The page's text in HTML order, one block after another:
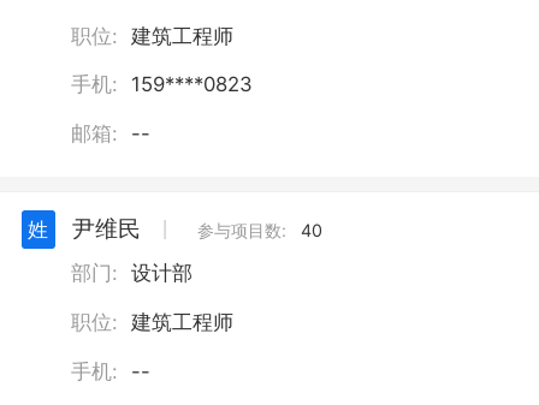
职位: 建筑工程师
手机: 159****0823
邮箱: --
姓 尹维民 参与项目数: 40
部门: 设计部
职位: 建筑工程师
手机: --